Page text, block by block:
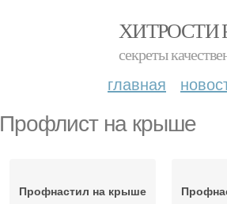
ХИТРОСТИ
секреты
главная
Профлист на крыше
Профнастил на крыше